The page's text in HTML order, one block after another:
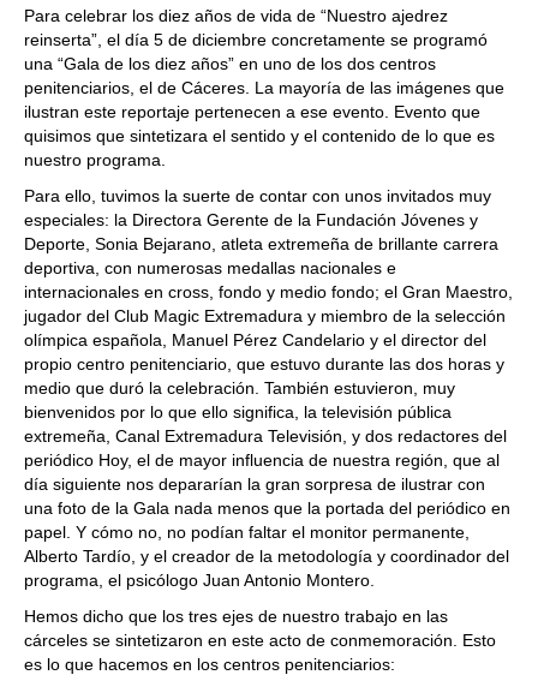
Para celebrar los diez años de vida de “Nuestro ajedrez
reinserta”, el día 5 de diciembre concretamente se programó
una “Gala de los diez años” en uno de los dos centros
penitenciarios, el de Cáceres. La mayoría de las imágenes que
ilustran este reportaje pertenecen a ese evento. Evento que
quisimos que sintetizara el sentido y el contenido de lo que es
nuestro programa.
Para ello, tuvimos la suerte de contar con unos invitados muy
especiales: la Directora Gerente de la Fundación Jóvenes y
Deporte, Sonia Bejarano, atleta extremeña de brillante carrera
deportiva, con numerosas medallas nacionales e
internacionales en cross, fondo y medio fondo; el Gran Maestro,
jugador del Club Magic Extremadura y miembro de la selección
olímpica española, Manuel Pérez Candelario y el director del
propio centro penitenciario, que estuvo durante las dos horas y
medio que duró la celebración. También estuvieron, muy
bienvenidos por lo que ello significa, la televisión pública
extremeña, Canal Extremadura Televisión, y dos redactores del
periódico Hoy, el de mayor influencia de nuestra región, que al
día siguiente nos depararían la gran sorpresa de ilustrar con
una foto de la Gala nada menos que la portada del periódico en
papel. Y cómo no, no podían faltar el monitor permanente,
Alberto Tardío, y el creador de la metodología y coordinador del
programa, el psicólogo Juan Antonio Montero.
Hemos dicho que los tres ejes de nuestro trabajo en las
cárceles se sintetizaron en este acto de conmemoración. Esto
es lo que hacemos en los centros penitenciarios: